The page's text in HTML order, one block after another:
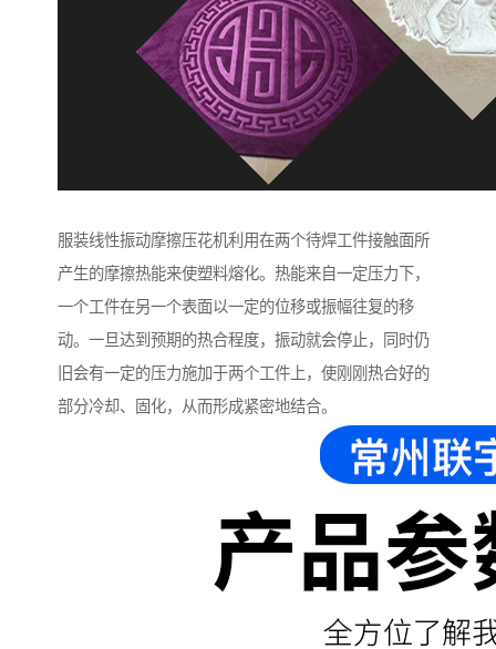
服装线性振动摩擦压花机利用在两个待焊工件接触面所
产生的摩擦热能来使塑料熔化。热能来自一定压力下，
一个工件在另一个表面以一定的位移或振幅往复的移
动。一旦达到预期的热合程度，振动就会停止，同时仍
旧会有一定的压力施加于两个工件上，使刚刚热合好的
部分冷却、固化，从而形成紧密地结合。